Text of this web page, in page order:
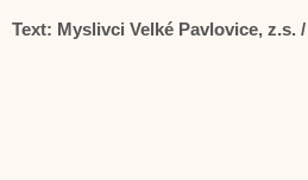
Text: Myslivci Velké Pavlovice, z.s. /